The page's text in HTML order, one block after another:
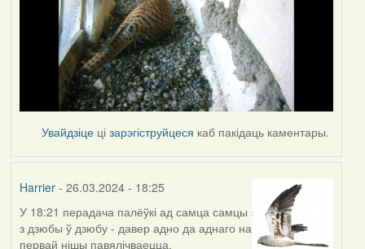
Увайдзіце цізарэгіструйцеся каб пакідаць каментары.
Harrier- 26.03.2024 - 18:25
У 18:21 перадача палёўкі ад самца самцы
з дзюбы ў дзюбу - давер адно да аднаго на
первай нішы павялічваецца.